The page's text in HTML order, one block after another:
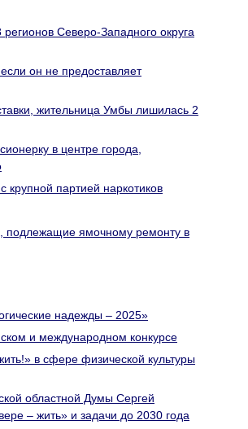
Северо-Западного округа
он не предоставляет
жительница Умбы лишилась 2
в центре города,
партией наркотиков
подлежащие ямочному ремонту в
надежды – 2025»
и международном конкурсе
в сфере физической культуры
областной Думы Сергей
– жить» и задачи до 2030 года